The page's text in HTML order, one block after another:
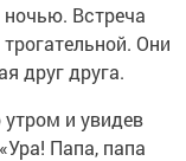
ночью. Встреча
Они
друг друга.
и увидев
Папа, папа